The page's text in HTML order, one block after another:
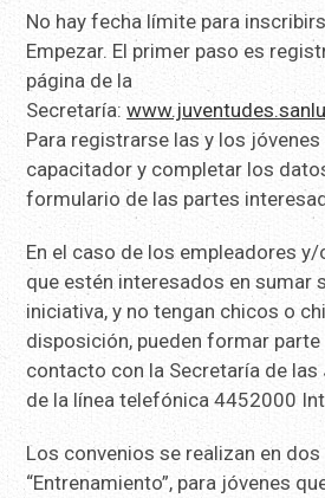
No hay fecha límite para
Empezar. El primer paso es
página de la
Secretaría:
Para registrarse las y los jóvenes
capacitador y completar los
formulario de las partes
En el caso de los empleadores
que estén interesados en sumar
iniciativa, y no tengan chicos o
disposición, pueden formar parte
contacto con la Secretaría de
de la línea telefónica 4452000
Los convenios se realizan en
“Entrenamiento”, para jóvenes